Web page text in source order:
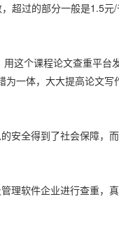
过的部分一般是1.5元/
这个课程论文查重平台
一体，大大提高论文写
全得到了社会保障，
软件企业进行查重，